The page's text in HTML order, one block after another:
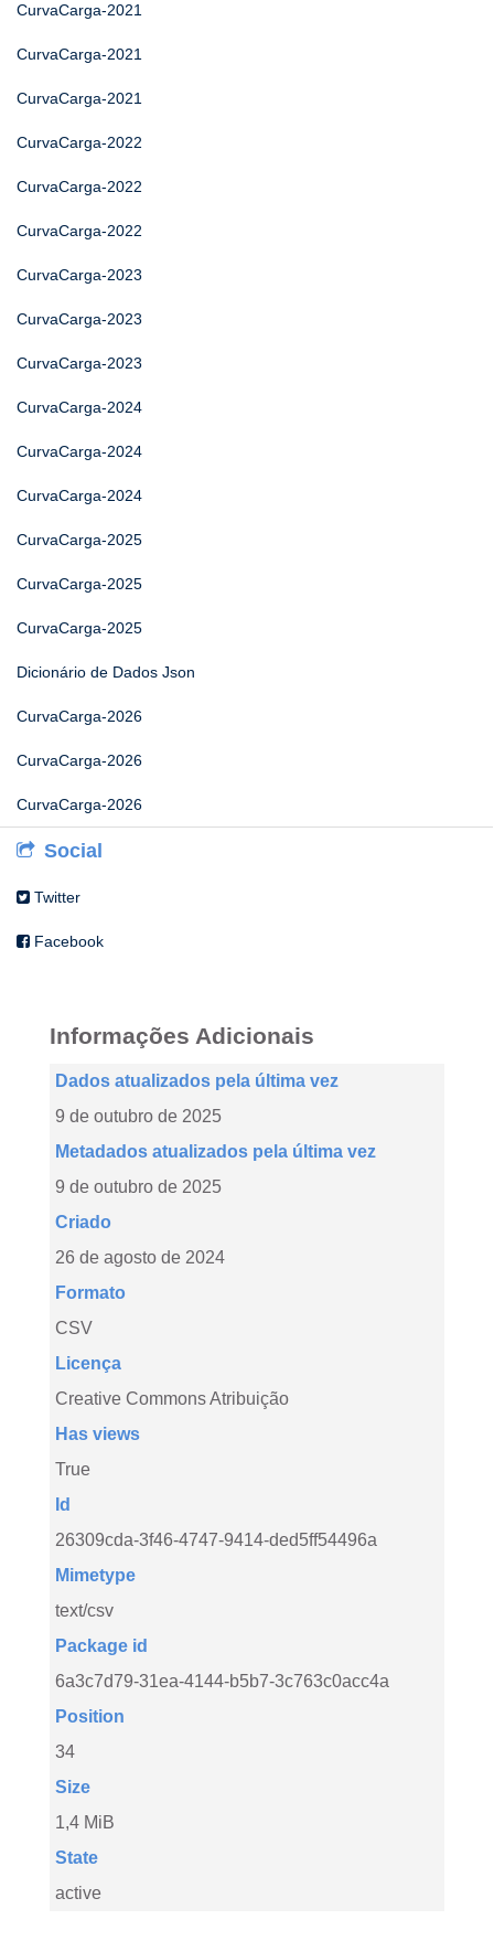
CurvaCarga-2021
CurvaCarga-2021
CurvaCarga-2021
CurvaCarga-2022
CurvaCarga-2022
CurvaCarga-2022
CurvaCarga-2023
CurvaCarga-2023
CurvaCarga-2023
CurvaCarga-2024
CurvaCarga-2024
CurvaCarga-2024
CurvaCarga-2025
CurvaCarga-2025
CurvaCarga-2025
Dicionário de Dados Json
CurvaCarga-2026
CurvaCarga-2026
CurvaCarga-2026
Social
Twitter
Facebook
Informações Adicionais
Dados atualizados pela última vez
9 de outubro de 2025
Metadados atualizados pela última vez
9 de outubro de 2025
Criado
26 de agosto de 2024
Formato
CSV
Licença
Creative Commons Atribuição
Has views
True
Id
26309cda-3f46-4747-9414-ded5ff54496a
Mimetype
text/csv
Package id
6a3c7d79-31ea-4144-b5b7-3c763c0acc4a
Position
34
Size
1,4 MiB
State
active